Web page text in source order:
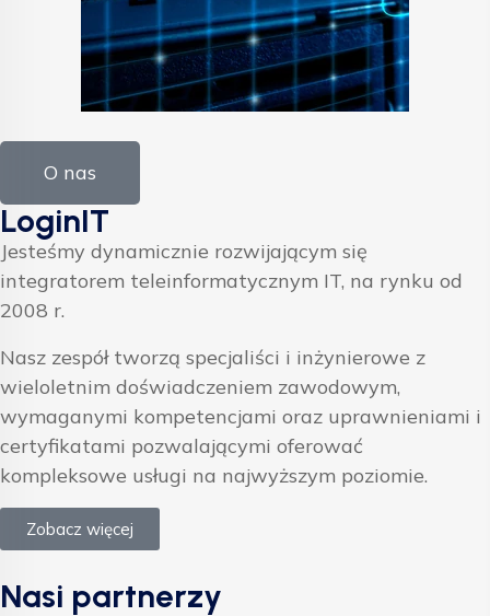
O nas
LoginIT
Jesteśmy dynamicznie rozwijającym się
integratorem teleinformatycznym IT, na rynku od
2008 r.
Nasz zespół tworzą specjaliści i inżynierowe z
wieloletnim doświadczeniem zawodowym,
wymaganymi kompetencjami oraz uprawnieniami i
certyfikatami pozwalającymi oferować
kompleksowe usługi na najwyższym poziomie.
Zobacz więcej
Nasi partnerzy